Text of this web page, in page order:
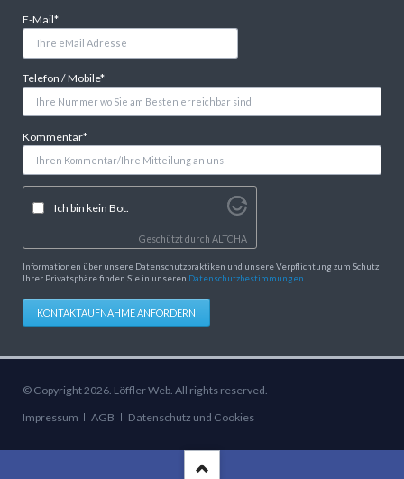
Pflichtfeld
E-Mail*
Pflichtfeld
Telefon / Mobile*
Pflichtfeld
Kommentar*
Ich bin kein Bot.
Geschützt durchALTCHA
Informationen über unsere Datenschutzpraktiken und unsere Verpflichtung zum Schutz
Ihrer Privatsphäre finden Sie in unseren Datenschutzbestimmungen
KONTAKTAUFNAHME ANFORDERN
© Copyright 2026. Löffler Web. All rights reserved.
Navigation
Impressum AGB Datenschutz und Cookies